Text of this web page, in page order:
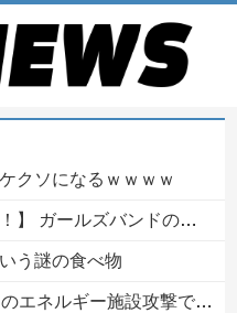
クソになるｗｗｗｗ
ブした結果『こう』なってしまいお気持ち表明してしまう…
う謎の食べ物
ていたことが判明「韓国で船積みの精製油3万トンがロシア行き」